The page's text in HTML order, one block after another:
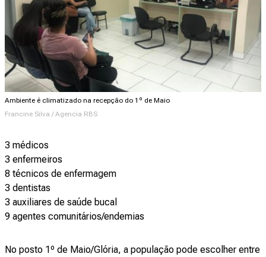
Ambiente é climatizado na recepção do 1º de Maio
Francine Silva / Agencia RBS
3 médicos
3 enfermeiros
8 técnicos de enfermagem
3 dentistas
3 auxiliares de saúde bucal
9 agentes comunitários/endemias
No posto 1º de Maio/Glória, a população pode escolher entre